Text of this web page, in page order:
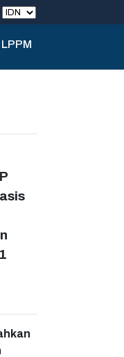
LPPM